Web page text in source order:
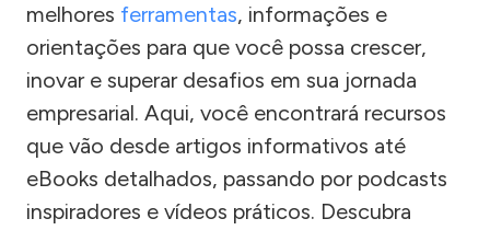
melhores ferramentas, informações e
orientações para que você possa crescer,
inovar e superar desafios em sua jornada
empresarial. Aqui, você encontrará recursos
que vão desde artigos informativos até
eBooks detalhados, passando por podcasts
inspiradores e vídeos práticos. Descubra